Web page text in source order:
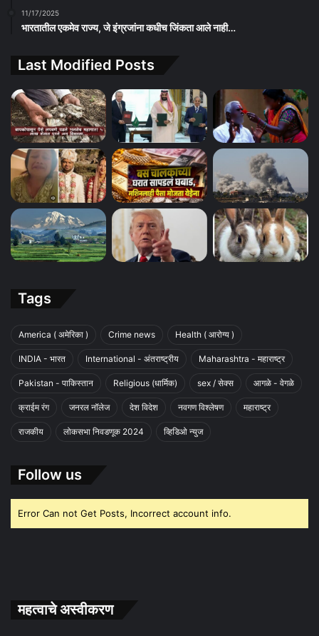
11/17/2025
भारतातील एकमेव राज्य, जे इंग्रजांना कधीच जिंकता आले नाही…
Last Modified Posts
Tags
America ( अमेरिका ) Crime news Health ( आरोग्य )
INDIA - भारत International - अंतराष्ट्रीय Maharashtra - महाराष्ट्र
Pakistan - पाकिस्तान Religious (धार्मिक) sex / सेक्स आगळे - वेगळे
क्राईम रंग जनरल नॉलेज देश विदेश नवगण विश्लेषण महाराष्ट्र
राजकीय लोकसभा निवडणूक 2024 व्हिडिओ न्युज
Follow us
Error Can not Get Posts, Incorrect account info.
महत्वाचे अस्वीकरण